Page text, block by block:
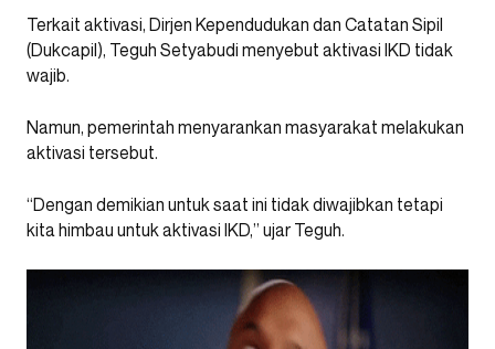
Terkait aktivasi, Dirjen Kependudukan dan Catatan Sipil
(Dukcapil), Teguh Setyabudi menyebut aktivasi IKD tidak
wajib.
Namun, pemerintah menyarankan masyarakat melakukan
aktivasi tersebut.
“Dengan demikian untuk saat ini tidak diwajibkan tetapi
kita himbau untuk aktivasi IKD,” ujar Teguh.